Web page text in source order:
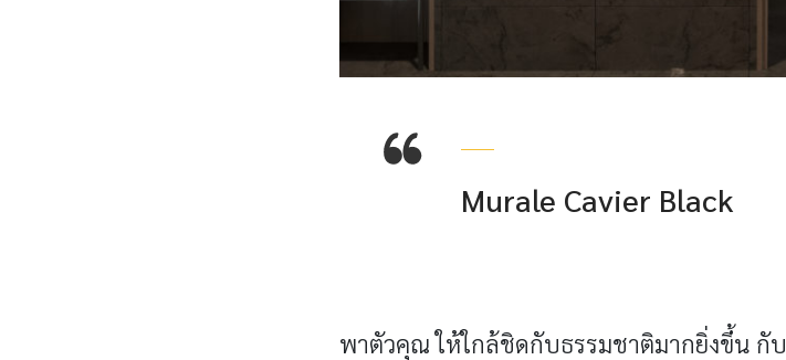
Murale Cavier Black
พาตัวคุณ ให้ใกล้ชิดกับธรรมชาติมากยิ่งขึ้น กับ